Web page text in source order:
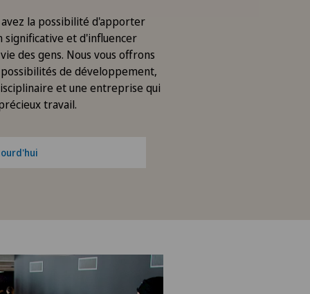
avez la possibilité d'apporter
significative et d'influencer
des gens. Nous vous offrons
de développement,
et une entreprise qui
travail.